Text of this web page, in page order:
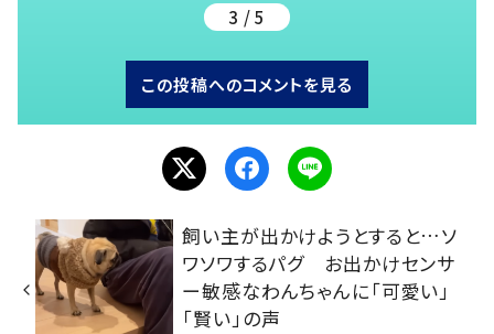
3 / 5
この投稿へのコメントを見る
飼い主が出かけようとすると…ソ
ワソワするパグ お出かけセンサ
ー敏感なわんちゃんに「可愛い」
「賢い」の声